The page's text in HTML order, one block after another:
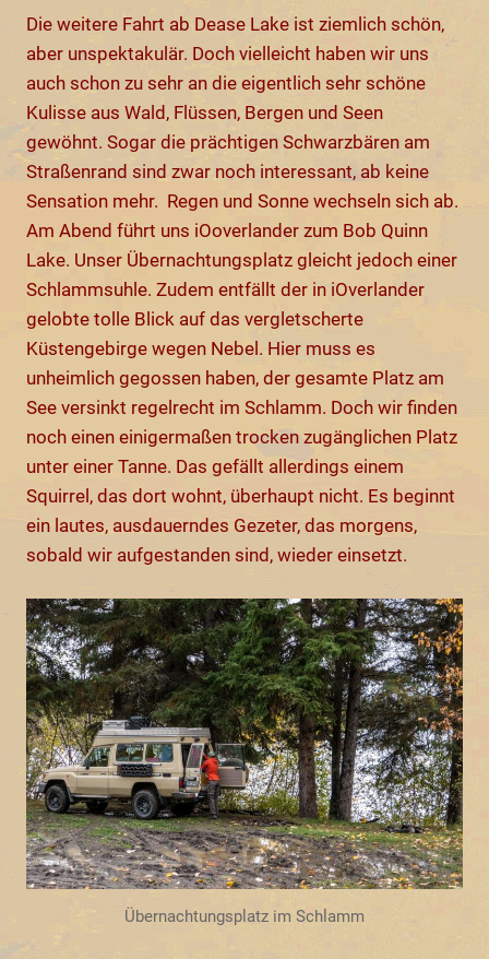
Die weitere Fahrt ab Dease Lake ist ziemlich schön,
aber unspektakulär. Doch vielleicht haben wir uns
auch schon zu sehr an die eigentlich sehr schöne
Kulisse aus Wald, Flüssen, Bergen und Seen
gewöhnt. Sogar die prächtigen Schwarzbären am
Straßenrand sind zwar noch interessant, ab keine
Sensation mehr. Regen und Sonne wechseln sich ab.
Am Abend führt uns iOoverlander zum Bob Quinn
Lake. Unser Übernachtungsplatz gleicht jedoch einer
Schlammsuhle. Zudem entfällt der in iOverlander
gelobte tolle Blick auf das vergletscherte
Küstengebirge wegen Nebel. Hier muss es
unheimlich gegossen haben, der gesamte Platz am
See versinkt regelrecht im Schlamm. Doch wir finden
noch einen einigermaßen trocken zugänglichen Platz
unter einer Tanne. Das gefällt allerdings einem
Squirrel, das dort wohnt, überhaupt nicht. Es beginnt
ein lautes, ausdauerndes Gezeter, das morgens,
sobald wir aufgestanden sind, wieder einsetzt.
Übernachtungsplatz im Schlamm